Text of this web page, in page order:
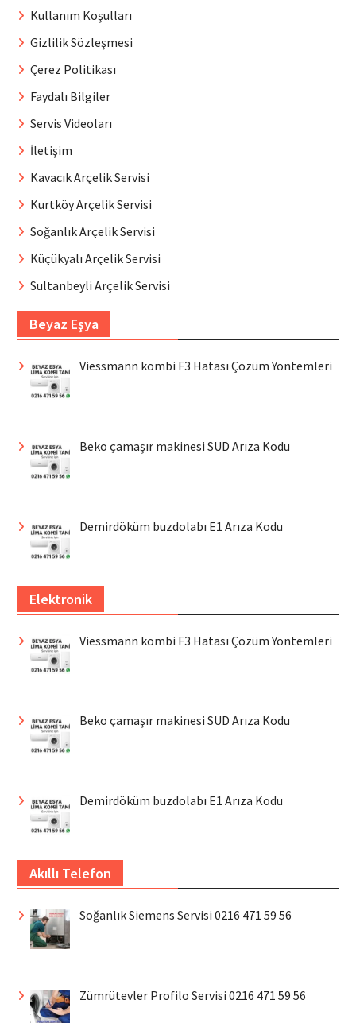
Kullanım Koşulları
Gizlilik Sözleşmesi
Çerez Politikası
Faydalı Bilgiler
Servis Videoları
İletişim
Kavacık Arçelik Servisi
Kurtköy Arçelik Servisi
Soğanlık Arçelik Servisi
Küçükyalı Arçelik Servisi
Sultanbeyli Arçelik Servisi
Beyaz Eşya
Viessmann kombi F3 Hatası Çözüm Yöntemleri
Beko çamaşır makinesi SUD Arıza Kodu
Demirdöküm buzdolabı E1 Arıza Kodu
Elektronik
Viessmann kombi F3 Hatası Çözüm Yöntemleri
Beko çamaşır makinesi SUD Arıza Kodu
Demirdöküm buzdolabı E1 Arıza Kodu
Akıllı Telefon
Soğanlık Siemens Servisi 0216 471 59 56
Zümrütevler Profilo Servisi 0216 471 59 56